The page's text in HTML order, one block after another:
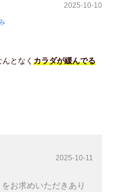
2025-10-10
となく カラダが緩んでる
2025-10-11
お求めいただきあり